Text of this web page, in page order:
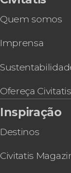
Flutuação em
Trilha pelo
Tour de
Quem somos
Imprensa
Ofereça Civitatis
Inspiração
Destinos
Civitatis